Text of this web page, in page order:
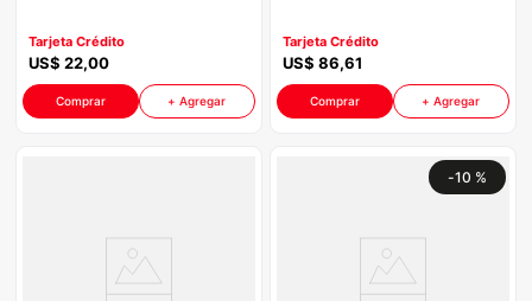
Negro
Tarjeta Crédito
US$ 22,00
Comprar + Agregar
Tarjeta Crédito
US$ 86,61
Comprar + Agregar
-10 %